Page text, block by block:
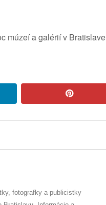
múzeí a galérií v Bratislave
pinterest
fotografky a publicistky